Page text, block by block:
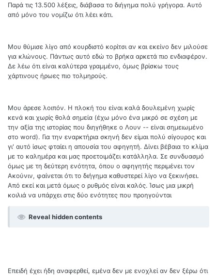
Παρά τις 13.500 λέξεις, διάβασα το διήγημα πολύ γρήγορα. Αυτό
από μόνο του νομίζω ότι λέει κάτι.
Μου θύμισε λίγο από κουρδιστό κορίτσι αν και εκείνο δεν μιλούσε
για κλώνους. Πάντως αυτό εδώ το βρήκα αρκετά πιο ενδιαφέρον.
Δε λέω ότι είναι καλύτερα γραμμένο, όμως βρίσκω τους
χάρτινους ήρωες πιο τολμηρούς.
Μου άρεσε λοιπόν. Η πλοκή του είναι καλά δουλεμένη χωρίς
κενά και χωρίς θολά σημεία (έχω μόνο ένα μικρό σε σχέση με
την αξία της ιστορίας που διηγήθηκε ο Λουν -- είναι σημειωμένο
στο word). Για την εναρκτήρια σκηνή δεν είμαι πολύ σίγουρος και
γι' αυτό ίσως φταίει η απουσία του αφηγητή. Δίνει βέβαια το κλίμα
με το καλημέρα και μας προετοιμάζει κατάλληλα. Σε συνδυασμό
όμως με τη δεύτερη ενότητα, όπου ο αφηγητής περιμένει τον
Ακούνιν, φαίνεται ότι το διήγημα καθυστερεί λίγο να ξεκινήσει.
Από εκεί και μετά όμως ο ρυθμός είναι καλός. Ίσως μια μικρή
κοιλιά να υπάρχει στις δύο ενότητες που προηγούνται
Reveal hidden contents
Επειδή έχει ήδη αναφερθεί, εμένα δεν με ενοχλεί αν δεν ξέρω ότι